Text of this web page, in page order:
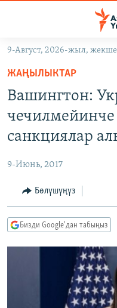
Навигацияга
өтүңүз
Издөөгө
салыңыз
МАДАНИЯТ
ТВ ПРОГРАММАЛАР
БҮГҮН АЗАТТЫКТА
ЭЖЕ-СИҢДИЛЕР
ПОДКАСТ
Русский
ОНЛАЙН ШЕРИНЕ
9-Август, 2026-жыл,
ЖАҢЫЛЫКТАР
Вашингтон:
санкциялар
9-Июнь, 2017
Бөлүшүңүз
Бизди Google'дан табыңыз